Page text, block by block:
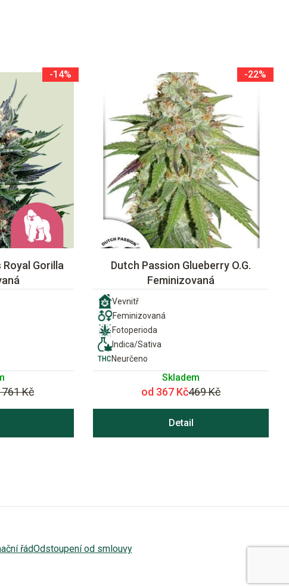
-14%
Royal Gorilla
Kč
-22%
Dutch Passion Glueberry O.G.
Feminizovaná
Vevnitř
Feminizovaná
Fotoperioda
Indica/Sativa
Neurčeno
Skladem
od 367 Kč469 Kč
Detail
řádOdstoupení od smlouvy